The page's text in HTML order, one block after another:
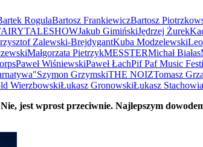
RogulaBartosz FrankiewiczBartosz
Jakub GimińskiJędrzej Żurek
Zalewski-BrejdygantKuba Modzelewski
Małgorzata PietrzykMESSTERMichał Białas
Paweł WiśniewskiPaweł ŁachPif Paf Music
Szymon GrzymskiTHE NOIZTomasz
WierzbowskiŁukasz GronowskiŁukasz
jest wprost przeciwnie. Najlepszym